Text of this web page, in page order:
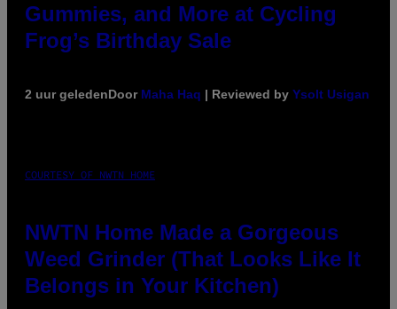
Gummies, and More at Cycling
Frog’s Birthday Sale
2 uur geledenDoor Maha Haq | Reviewed by Ysolt Usigan
COURTESY OF NWTN HOME
NWTN Home Made a Gorgeous
Weed Grinder (That Looks Like It
Belongs in Your Kitchen)